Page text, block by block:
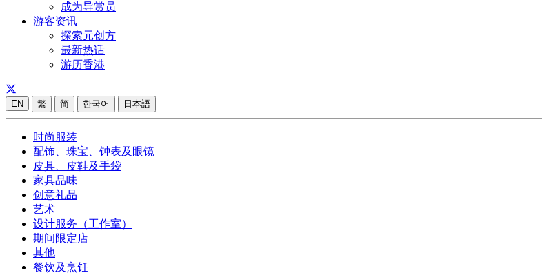
成为导赏员
游客资讯
探索元创方
最新热话
游历香港
EN 繁 简 한국어 日本語
时尚服装
配饰、珠宝、钟表及眼镜
皮具、皮鞋及手袋
家具品味
创意礼品
艺术
设计服务（工作室）
期间限定店
其他
餐饮及烹饪